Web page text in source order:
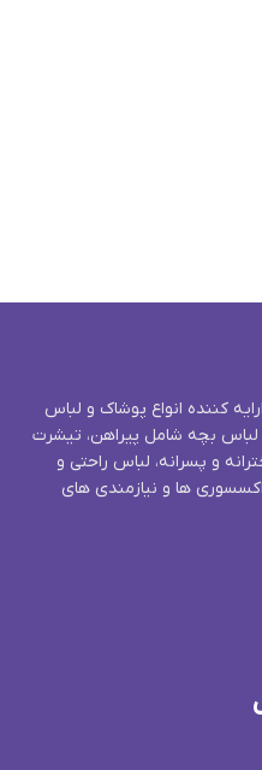
ارایه کننده انواع پوشاک و لباس
لباس بچه شامل پیراهن، تیشرت
و پسرانه، لباس راحتی و
ها و نیازمندی های